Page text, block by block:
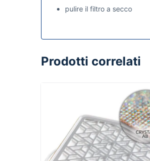
pulire il filtro a secco
Prodotti correlati